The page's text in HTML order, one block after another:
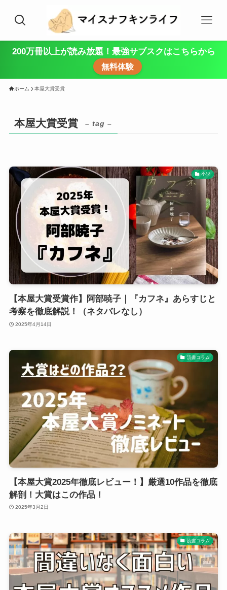
200万冊以上が読み放題！最強サブスクはこちらから
無料体験
ホーム 本屋大賞受賞
本屋大賞受賞 – tag –
小説
【本屋大賞受賞作】阿部暁子｜『カフネ』あらすじと
考察を徹底解説！（ネタバレなし）
2025年4月14日
読書コラム
【本屋大賞2025年徹底レビュー！】厳選10作品を徹底
解剖！大賞はこの作品！
2025年3月2日
読書コラム